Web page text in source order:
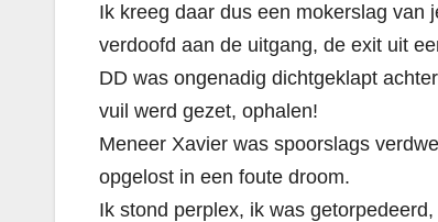
Ik kreeg daar dus een mokerslag van
verdoofd aan de uitgang, de exit uit
DD was ongenadig dichtgeklapt
vuil werd gezet, ophalen!
Meneer Xavier was spoorslags
opgelost in een foute droom.
Ik stond perplex, ik was